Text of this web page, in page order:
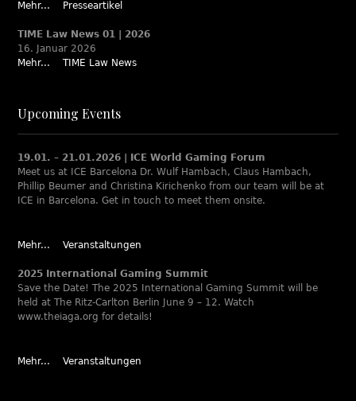
Mehr...
Presseartikel
TIME Law News 01 | 2026
16. Januar 2026
Mehr...
TIME Law News
Upcoming Events
19.01. – 21.01.2026 | ICE World Gaming Forum
Meet us at ICE Barcelona Dr. Wulf Hambach, Claus Hambach,
Phillip Beumer and Christina Kirichenko from our team will be at
ICE in Barcelona. Get in touch to meet them onsite.
Mehr... Veranstaltungen
2025 International Gaming Summit
Save the Date! The 2025 International Gaming Summit will be
held at The Ritz-Carlton Berlin June 9 – 12. Watch
www.theiaga.org for details!
Mehr... Veranstaltungen